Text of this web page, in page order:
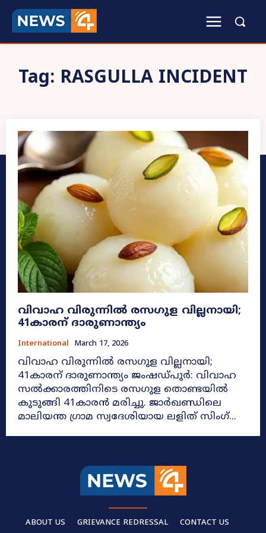
Tag: RASGULLA INCIDENT
വിവാഹ വിരുന്നിൽ രസഗുള വില്ലനായി;
41കാരന് ദാരുണാന്ത്യം
International March 17, 2026
വിവാഹ വിരുന്നിൽ രസഗുള വില്ലനായി;
41കാരന് ദാരുണാന്ത്യം ജംഷഡ്പുര്‍: വിവാഹ
സല്‍ക്കാരത്തിനിടെ രസഗുള തൊണ്ടയില്‍
കുടുങ്ങി 41കാരന്‍ മരിച്ചു. ജാര്‍ഖണ്ഡിലെ
മാലിയന്ത ഗ്രാമ സ്വദേശിയായ ലളിത് സിംഗ്...
ABOUT US GRIEVANCE REDRESSAL CONTACT US